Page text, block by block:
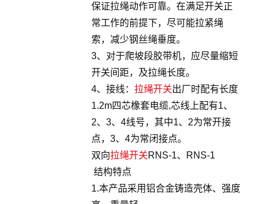
保证拉绳动作可靠。在满足开关正
常工作的前提下，尽可能拉紧绳
索，减少钢丝绳垂度。
3、对于爬坡段胶带机，应尽量缩短
开关间距，及拉绳长度。
4、接线： 拉绳开关出厂时配有长度
1.2m四芯橡套电缆,芯线上配有1、
2、3、4线号，其中1、2为常开接
点，3、4为常闭接点。
双向拉绳开关RNS-1、RNS-1
结构特点
1.本产品采用铝合金铸造壳体、强度